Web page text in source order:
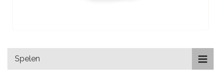
Spelen